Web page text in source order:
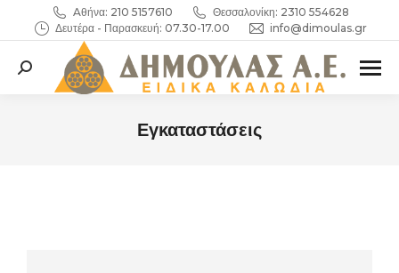
Aθήνα: 210 5157610
Θεσσαλονίκη: 2310 554628
Δευτέρα - Παρασκευή: 07.30-17.00
info@dimoulas.gr
Search:
Εγκαταστάσεις